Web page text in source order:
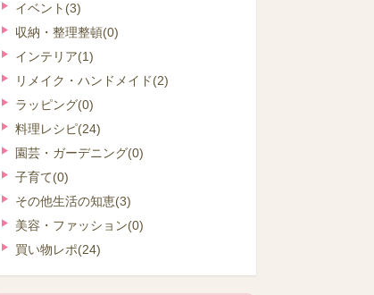
イベント (3)
収納・整理整頓(0)
インテリア(1)
リメイク・ハンドメイド(2)
ラッピング(0)
料理レシピ(24)
園芸・ガーデニング(0)
子育て(0)
その他生活の知恵(3)
美容・ファッション(0)
買い物レポ(24)